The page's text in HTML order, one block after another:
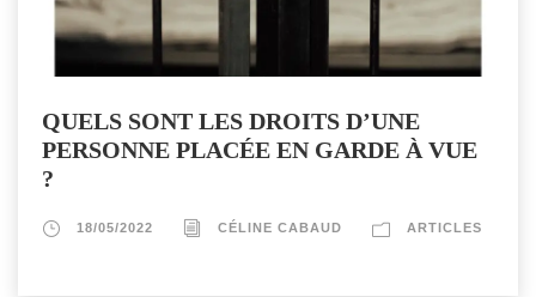
QUELS SONT LES DROITS D’UNE
PERSONNE PLACÉE EN GARDE À VUE
?
18/05/2022 CÉLINE CABAUD ARTICLES